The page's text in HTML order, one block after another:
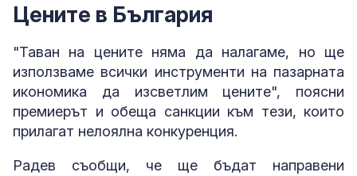
Цените в България
"Таван на цените няма да налагаме, но ще
използваме всички инструменти на пазарната
икономика да изсветлим цените", поясни
премиерът и обеща санкции към тези, които
прилагат нелоялна конкуренция.
Радев съобщи, че ще бъдат направени